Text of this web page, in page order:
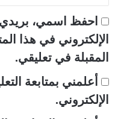
احفظ اسمي، بريدي
الإلكتروني في هذا
المقبلة في تعليقي.
أعلمني بمتابعة
الإلكتروني.